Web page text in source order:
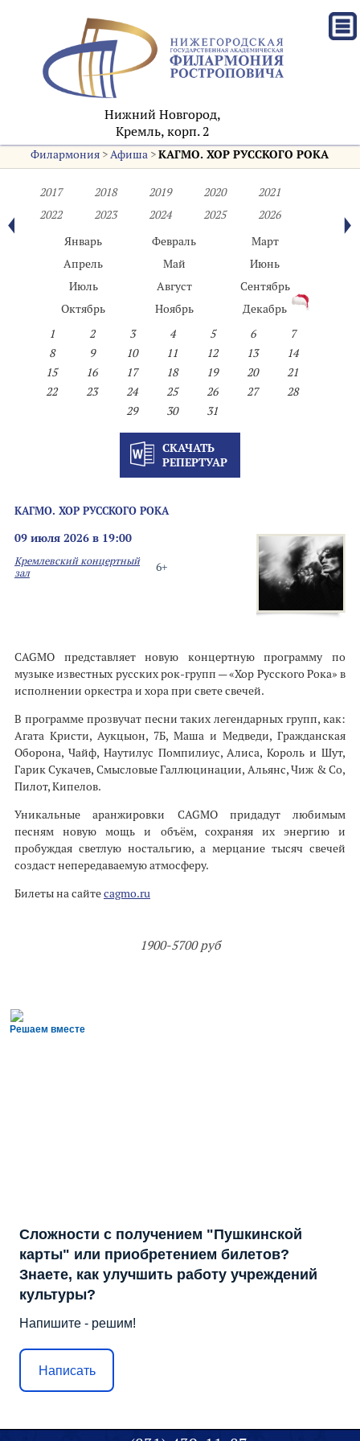
Нижний Новгород,
Кремль, корп. 2
Филармония >Афиша >КАГМО. ХОР РУССКОГО РОКА
2017 2018 2019 2020
2021
2022
2023 2024 2025
2026
Январь
Февраль
Март
Апрель
Май
Июнь
Июль
Август
Сентябрь
Октябрь
Ноябрь
Декабрь
1
2 3 4 5 6
7
8
9 10 11 12 13
14
15
16 17 18 19 20
21
22
23 24 25 26 27
28
29
30 31
СКАЧАТЬ
РЕПЕРТУАР
КАГМО. ХОР РУССКОГО РОКА
09 июля 2026 в 19:00
6+
Кремлевский концертный
зал
CAGMO представляет новую концертную программу по
музыке известных русских рок-групп — «Хор Русского Рока» в
исполнении оркестра и хора при свете свечей.
В программе прозвучат песни таких легендарных групп, как:
Агата Кристи, Аукцыон, 7Б, Маша и Медведи, Гражданская
Оборона, Чайф, Наутилус Помпилиус, Алиса, Король и Шут,
Гарик Сукачев, Смысловые Галлюцинации, Альянс, Чиж & Co,
Пилот, Кипелов.
Уникальные аранжировки CAGMO придадут любимым
песням новую мощь и объём, сохраняя их энергию и
пробуждая светлую ностальгию, а мерцание тысяч свечей
создаст непередаваемую атмосферу.
Билеты на сайтеcagmo.ru
1900-5700 руб
Решаем вместе
Сложности с получением "Пушкинской
карты" или приобретением билетов?
Знаете, как улучшить работу учреждений
культуры?
Напишите - решим!
Написать